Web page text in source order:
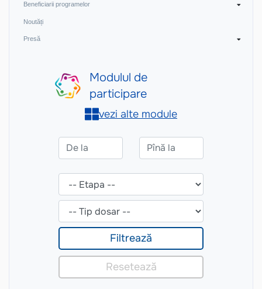
Beneficiarii programelor
Noutăți
Presă